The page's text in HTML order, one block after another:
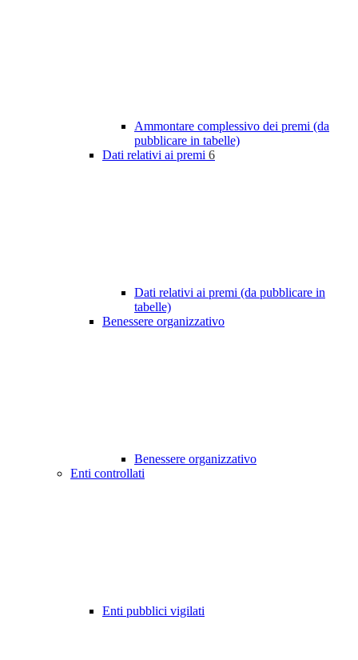
Ammontare complessivo dei premi (da
pubblicare in tabelle)
Dati relativi ai premi 6
Dati relativi ai premi (da pubblicare in
tabelle)
Benessere organizzativo
Benessere organizzativo
Enti controllati
Enti pubblici vigilati